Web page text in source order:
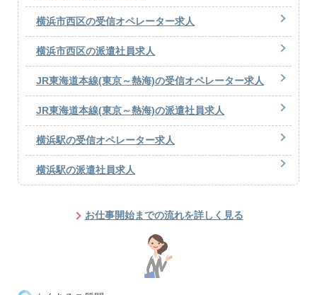
横浜市西区の受信オペレーター求人
横浜市西区の派遣社員求人
JR東海道本線(東京～熱海)の受信オペレーター求人
JR東海道本線(東京～熱海)の派遣社員求人
横浜駅の受信オペレーター求人
横浜駅の派遣社員求人
お仕事開始までの流れを詳しく見る